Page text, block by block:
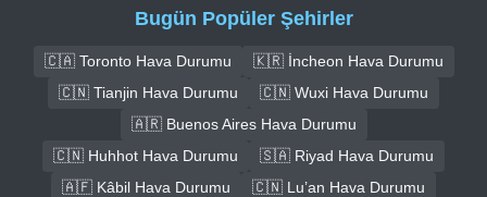
Bugün Popüler Şehirler
🇨🇦 Toronto Hava Durumu
🇰🇷 İncheon Hava Durumu
🇨🇳 Tianjin Hava Durumu
🇨🇳 Wuxi Hava Durumu
🇦🇷 Buenos Aires Hava Durumu
🇨🇳 Huhhot Hava Durumu
🇸🇦 Riyad Hava Durumu
🇦🇫 Kâbil Hava Durumu
🇨🇳 Lu’an Hava Durumu